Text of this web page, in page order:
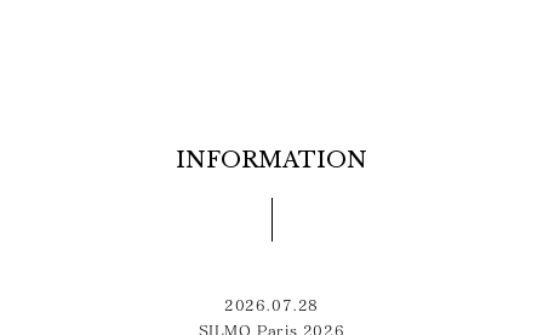
INFORMATION
2026.07.28
SILMO Paris 2026